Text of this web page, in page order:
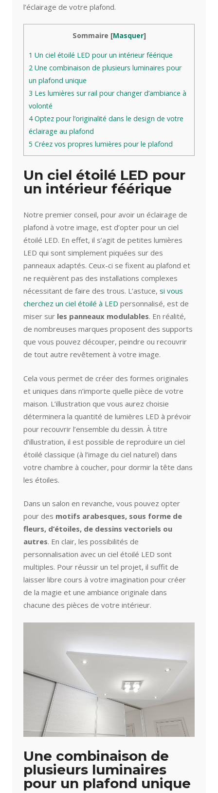
l’éclairage de votre plafond.
Sommaire [Masquer]
1 Un ciel étoilé LED pour un intérieur féérique
2 Une combinaison de plusieurs luminaires pour
un plafond unique
3 Les lumières sur rail pour changer d’ambiance à
volonté
4Optez pour l’originalité dans le design de votre
éclairage au plafond
5 Créez vos propres lumières pour le plafond
Un ciel étoilé LED pour
un intérieur féérique
Notre premier conseil, pour avoir un éclairage de
plafond à votre image, est d’opter pour un ciel
étoilé LED. En effet, il s’agit de petites lumières
LED qui sont simplement piquées sur des
panneaux adaptés. Ceux-ci se fixent au plafond et
ne requièrent pas des installations complexes
nécessitant de faire des trous. L’astuce, si vous
cherchez un ciel étoilé à LED personnalisé, est de
miser sur les panneaux modulables. En réalité,
de nombreuses marques proposent des supports
que vous pouvez découper, peindre ou recouvrir
de tout autre revêtement à votre image.
Cela vous permet de créer des formes originales
et uniques dans n’importe quelle pièce de votre
maison. L’illustration que vous aurez choisie
déterminera la quantité de lumières LED à prévoir
pour recouvrir l’ensemble du dessin. À titre
d’illustration, il est possible de reproduire un ciel
étoilé classique (à l’image du ciel naturel) dans
votre chambre à coucher, pour dormir la tête dans
les étoiles.
Dans un salon en revanche, vous pouvez opter
pour des motifs arabesques, sous forme de
fleurs, d’étoiles, de dessins vectoriels ou
autres. En clair, les possibilités de
personnalisation avec un ciel étoilé LED sont
multiples. Pour réussir un tel projet, il suffit de
laisser libre cours à votre imagination pour créer
de la magie et une ambiance originale dans
chacune des pièces de votre intérieur.
Une combinaison de
plusieurs luminaires
pour un plafond unique